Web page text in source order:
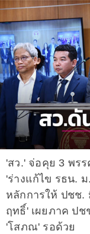
'สว.' จ่อคุย 3 พร
'ร่างแก้ไข รธน.
หลักการให้ ปชช.
ฤทธิ์' เผยภาค ปช
'โสภณ' รอด้วย